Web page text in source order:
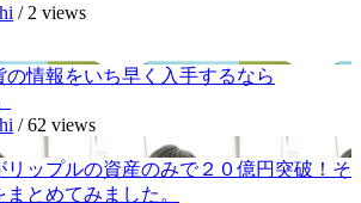
/ 2 views
の情報をいち早く入手するなら
/62 views
リップルの資産のみで２０億円突破！そ
とめてみました。